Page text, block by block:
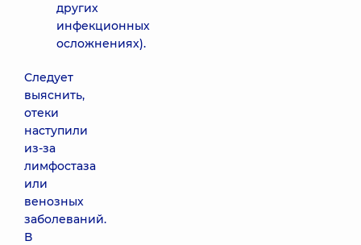
других
инфекционных
осложнениях).
Следует
выяснить,
отеки
наступили
из-за
лимфостаза
или
венозных
заболеваний.
В